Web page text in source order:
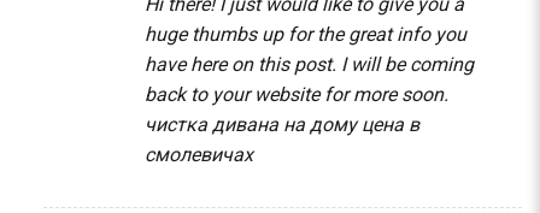
Hi there! I just would like to give you a
huge thumbs up for the great info you
have here on this post. I will be coming
back to your website for more soon.
чистка дивана на дому цена в
смолевичах